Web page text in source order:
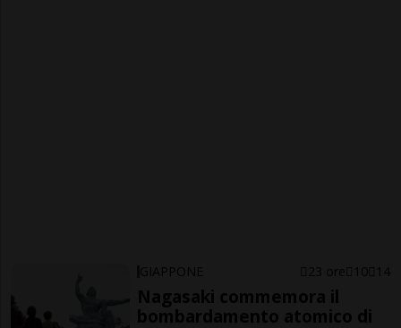
GIAPPONE 23 ore 10 14
Nagasaki commemora il
bombardamento atomico di